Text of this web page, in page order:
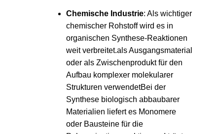
Chemische Industrie: Als wichtiger
chemischer Rohstoff wird es in
organischen Synthese-Reaktionen
weit verbreitet.als Ausgangsmaterial
oder als Zwischenprodukt für den
Aufbau komplexer molekularer
Strukturen verwendetBei der
Synthese biologisch abbaubarer
Materialien liefert es Monomere
oder Bausteine für die